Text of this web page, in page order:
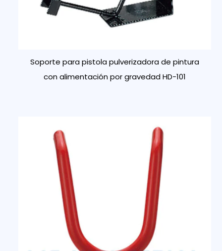
Soporte para pistola pulverizadora de pintura
con alimentación por gravedad HD-101